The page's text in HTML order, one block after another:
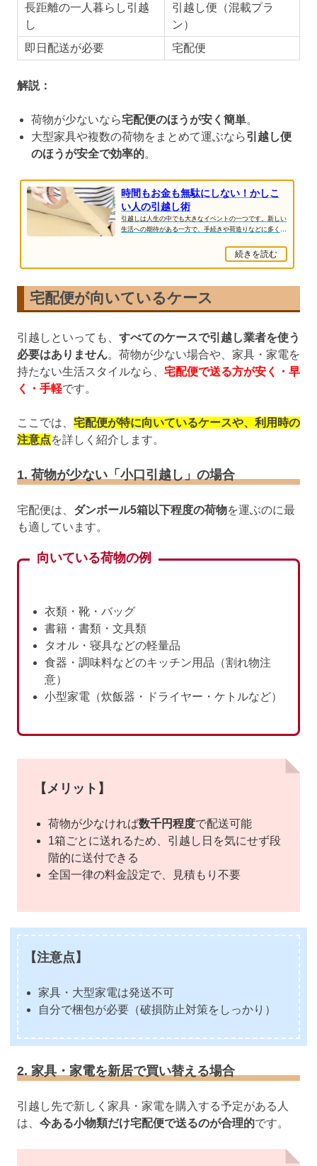
長距離の一人暮らし引越
し
引越し便（混載プラ
ン）
即日配送が必要
宅配便
解説：
荷物が少ないなら宅配便のほうが安く簡単。
大型家具や複数の荷物をまとめて運ぶなら引越し便
のほうが安全で効率的。
時間もお金も無駄にしない！かしこ
い人の引越し術
引越しは人生の中でも大きなイベントの一つです。新しい
生活への期待がある一方で、手続きや荷造りなどに多くの
続きを読む
宅配便が向いているケース
引越しといっても、 すべてのケースで引越し業者を使う
必要はありません。荷物が少ない場合や、家具・家電を
持たない生活スタイルなら、 宅配便で送る方が安く・早
く・手軽です。
ここでは、 宅配便が特に向いているケースや、利用時の
注意点を詳しく紹介します。
1. 荷物が少ない「小口引越し」の場合
宅配便は、 ダンボール5箱以下程度の荷物を運ぶのに最
も適しています。
向いている荷物の例
衣類・靴・バッグ
書籍・書類・文具類
タオル・寝具などの軽量品
食器・調味料などのキッチン用品（割れ物注
意）
小型家電（炊飯器・ドライヤー・ケトルなど）
【メリット】
荷物が少なければ数千円程度で配送可能
1箱ごとに送れるため、引越し日を気にせず段
階的に送付できる
全国一律の料金設定で、見積もり不要
【注意点】
家具・大型家電は発送不可
自分で梱包が必要（破損防止対策をしっかり）
2. 家具・家電を新居で買い替える場合
引越し先で新しく家具・家電を購入する予定がある人
は、 今ある小物類だけ宅配便で送るのが合理的です。